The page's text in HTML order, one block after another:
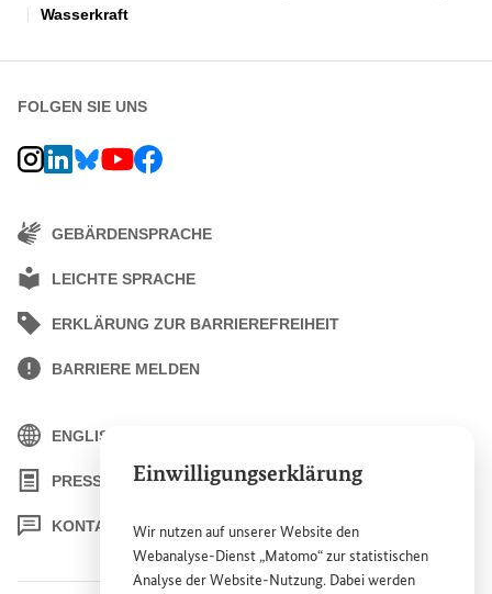
Einwilligungserklärung
Wir nutzen auf unsererWebsite den
Webanalyse-Dienst „Matomo“ zur statistischen
Analyse derWebsite-Nutzung. Dabei werden
Wasserkraft
FOLGEN SIE UNS
BMZ Instagram-Kanal, Externer Link
BMZ LinkedIn Unternehmensseite, Externer Link
BMZ Bluesky-Seite, Externer Link
BMZ Youtube-Kanal, Externer Link
BMZ Facebook-Seite, Externer Link
GEBÄRDENSPRACHE
LEICHTE SPRACHE
ERKLÄRUNG ZUR BARRIEREFREIHEIT
BARRIERE MELDEN
ENGLISH
PRESSE
KONTAKT